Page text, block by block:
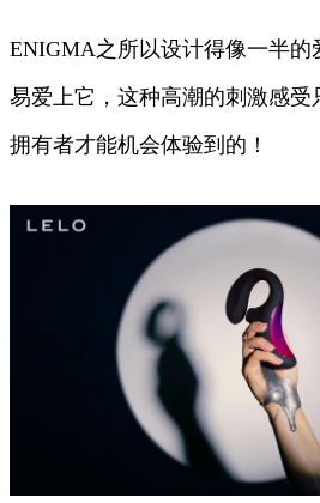
ENIGMA之所以设计得像一半的
易爱上它，这种高潮的刺激感
拥有者才能机会体验到的！